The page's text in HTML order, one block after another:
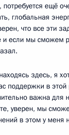
потребуется ещё
глобальная
что все эти
если мы сможем
здесь, я
поддержки в
важна для
уверен, мы
в этом у меня